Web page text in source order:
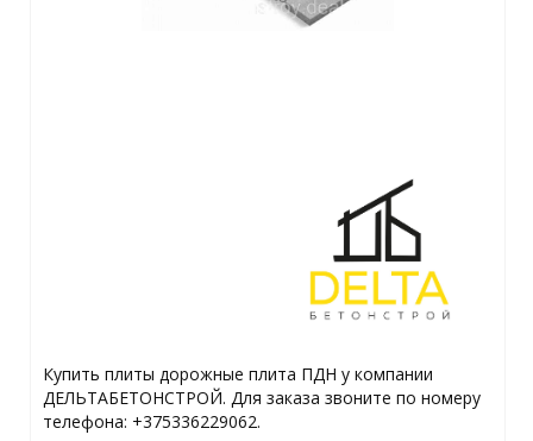
Купить плиты дорожные плита ПДН у компании
ДЕЛЬТАБЕТОНСТРОЙ. Для заказа звоните по номеру
телефона: +375336229062.